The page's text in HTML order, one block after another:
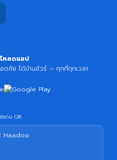
หลดแอป
ดภัย ได้บ้านชัวร์ — ทุกที่ทุกเวลา
แกน QR